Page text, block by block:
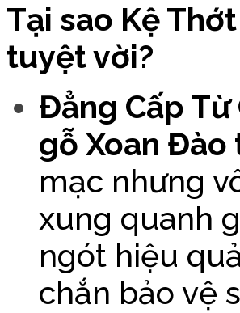
Tại sao Kệ
tuyệt vời?
Đẳng Cấp Từ
gỗ Xoan Đào
mạc nhưng
xung quanh
ngót hiệu
chắn bảo vệ